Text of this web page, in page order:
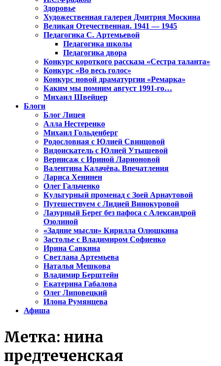
Здоровье
Художественная галерея Дмитрия Москина
Великая Отечественная. 1941 — 1945
Педагогика С. Артемьевой
Педагогика школы
Педагогика двора
Конкурс короткого рассказа «Сестра таланта»
Конкурс «Во весь голос»
Конкурс новой драматургии «Ремарка»
Каким мы помним август 1991-го…
Михаил Швейцер
Блоги
Блог Лицея
Алла Нестеренко
Михаил Гольденберг
Родословная с Юлией Свинцовой
Видоискатель с Юлией Утышевой
Вернисаж с Ириной Ларионовой
Валентина Калачёва. Впечатления
Лариса Хенинен
Олег Гальченко
Культурный променад с Зоей Арнаутовой
Путешествуем с Лидией Винокуровой
Лазурный Берег без пафоса с Александрой
Озолиной
«Задние мысли» Кирилла Олюшкина
Застолье с Владимиром Софиенко
Ирина Савкина
Светлана Артемьева
Наталья Мешкова
Владимир Берштейн
Екатерина Габалова
Олег Липовецкий
Илона Румянцева
Афиша
Метка: нина
предтеченская